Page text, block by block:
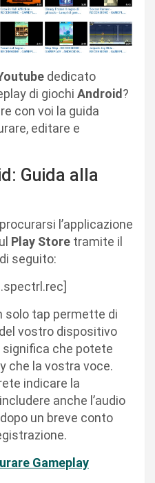
dedicato
di giochi Android?
con voi la guida
editare e
Guida alla
l’applicazione
Play Store tramite il
seguito:
solo tap permette di
vostro dispositivo
significa che potete
che la vostra voce.
indicare la
anche l’audio
un breve conto
Gameplay